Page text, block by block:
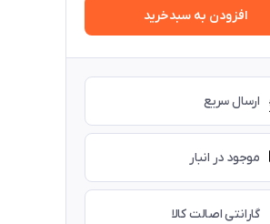
افزودن به سبدخرید
ارسال سریع
موجود در انبار
گارانتی اصالت کالا